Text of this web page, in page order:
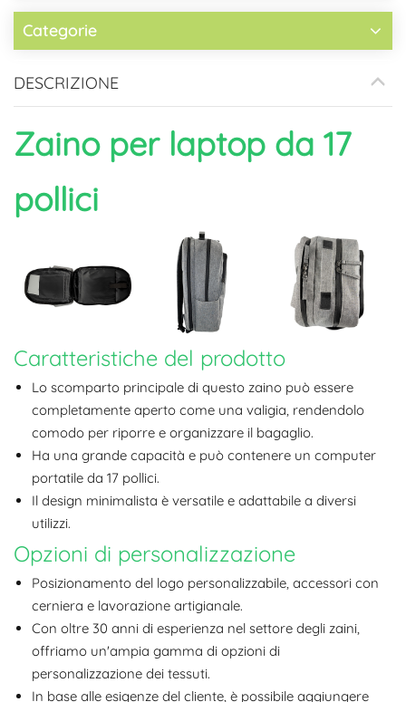
Categorie
DESCRIZIONE
Zaino per laptop da 17
pollici
Caratteristiche del prodotto
Lo scomparto principale di questo zaino può essere
completamente aperto come una valigia, rendendolo
comodo per riporre e organizzare il bagaglio.
Ha una grande capacità e può contenere un computer
portatile da 17 pollici.
Il design minimalista è versatile e adattabile a diversi
utilizzi.
Opzioni di personalizzazione
Posizionamento del logo personalizzabile, accessori con
cerniera e lavorazione artigianale.
Con oltre 30 anni di esperienza nel settore degli zaini,
offriamo un'ampia gamma di opzioni di
personalizzazione dei tessuti.
In base alle esigenze del cliente, è possibile aggiungere